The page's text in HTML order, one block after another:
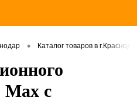
• Каталог товаров в
Max с